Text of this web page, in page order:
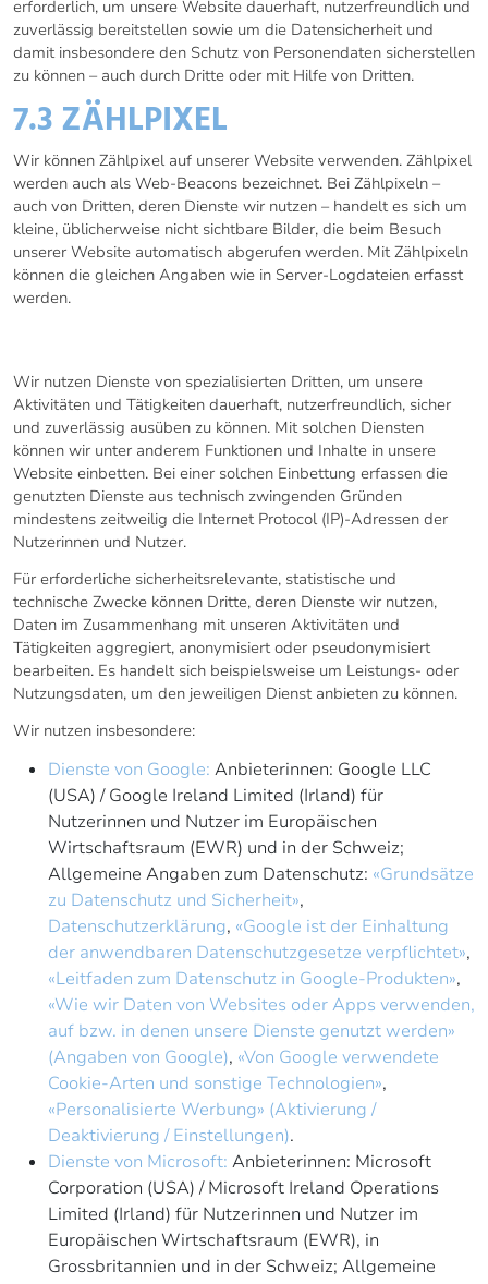
erforderlich, um unsere Website dauerhaft, nutzerfreundlich und
zuverlässig bereitstellen sowie um die Datensicherheit und
damit insbesondere den Schutz von Personendaten sicherstellen
zu können – auch durch Dritte oder mit Hilfe von Dritten.
7.3 ZÄHLPIXEL
Wir können Zählpixel auf unserer Website verwenden. Zählpixel
werden auch als Web-Beacons bezeichnet. Bei Zählpixeln –
auch von Dritten, deren Dienste wir nutzen – handelt es sich um
kleine, üblicherweise nicht sichtbare Bilder, die beim Besuch
unserer Website automatisch abgerufen werden. Mit Zählpixeln
können die gleichen Angaben wie in Server-Logdateien erfasst
werden.
Wir nutzen Dienste von spezialisierten Dritten, um unsere
Aktivitäten und Tätigkeiten dauerhaft, nutzerfreundlich, sicher
und zuverlässig ausüben zu können. Mit solchen Diensten
können wir unter anderem Funktionen und Inhalte in unsere
Website einbetten. Bei einer solchen Einbettung erfassen die
genutzten Dienste aus technisch zwingenden Gründen
mindestens zeitweilig die Internet Protocol (IP)-Adressen der
Nutzerinnen und Nutzer.
Für erforderliche sicherheitsrelevante, statistische und
technische Zwecke können Dritte, deren Dienste wir nutzen,
Daten im Zusammenhang mit unseren Aktivitäten und
Tätigkeiten aggregiert, anonymisiert oder pseudonymisiert
bearbeiten. Es handelt sich beispielsweise um Leistungs- oder
Nutzungsdaten, um den jeweiligen Dienst anbieten zu können.
Wir nutzen insbesondere:
Dienste von Google: Anbieterinnen: Google LLC
(USA) / Google Ireland Limited (Irland) für
Nutzerinnen und Nutzer im Europäischen
Wirtschaftsraum (EWR) und in der Schweiz;
Allgemeine Angaben zum Datenschutz: «Grundsätze
zu Datenschutz und Sicherheit»,
Datenschutzerklärung, «Google ist der Einhaltung
der anwendbaren Datenschutzgesetze verpflichtet»,
«Leitfaden zum Datenschutz in Google-Produkten»,
«Wie wir Daten von Websites oder Apps verwenden,
auf bzw. in denen unsere Dienste genutzt werden»
(Angaben von Google), «Von Google verwendete
Cookie-Arten und sonstige Technologien»,
«Personalisierte Werbung» (Aktivierung /
Deaktivierung / Einstellungen).
Dienste von Microsoft: Anbieterinnen: Microsoft
Corporation (USA) / Microsoft Ireland Operations
Limited (Irland) für Nutzerinnen und Nutzer im
Europäischen Wirtschaftsraum (EWR), in
Grossbritannien und in der Schweiz; Allgemeine